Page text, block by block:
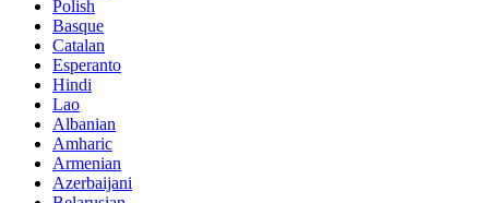
Polish
Basque
Catalan
Esperanto
Hindi
Lao
Albanian
Amharic
Armenian
Azerbaijani